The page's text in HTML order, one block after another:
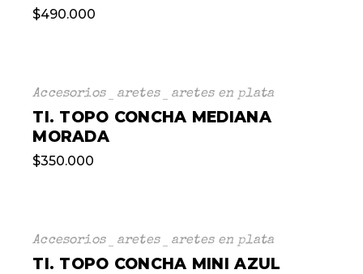
$490.000
Accesorios aretes aretes en plata
TI. TOPO CONCHA MEDIANA
MORADA
$350.000
Accesorios aretes aretes en plata
TI. TOPO CONCHA MINI AZUL